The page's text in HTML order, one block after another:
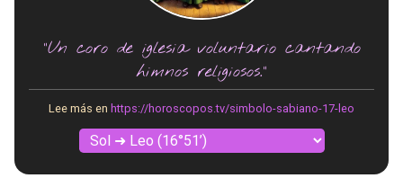
"Un coro de iglesia voluntario cantando
himnos religiosos."
Lee más en https://horoscopos.tv/simbolo-sabiano-17-leo